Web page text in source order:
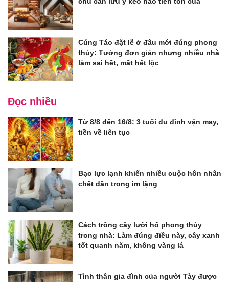
Cúng Táo đặt lễ ở đâu mới đúng phong
thủy: Tưởng đơn giản nhưng nhiều nhà
làm sai hết, mất hết lộc
Đọc nhiều
Từ 8/8 đến 16/8: 3 tuổi đu đỉnh vận may,
tiền về liên tục
Bạo lực lạnh khiến nhiều cuộc hôn nhân
chết dần trong im lặng
Cách trồng cây lưỡi hổ phong thủy
trong nhà: Làm đúng điều này, cây xanh
tốt quanh năm, không vàng lá
Tình thân gia đình của người Tày được